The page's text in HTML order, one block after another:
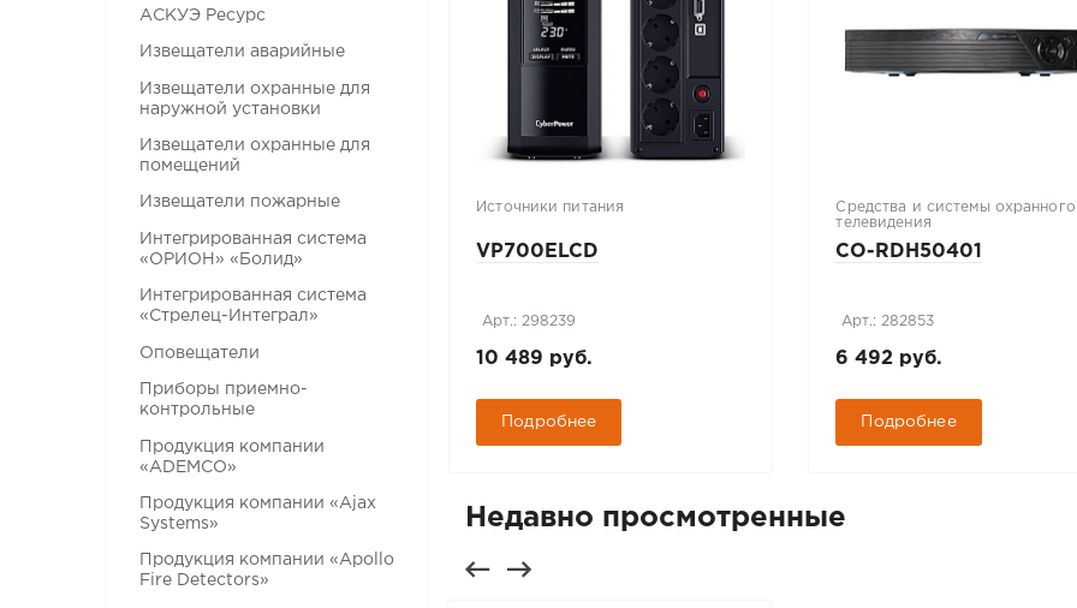
АСКУЭ Ресурс
Извещатели аварийные
Извещатели охранные для
наружной установки
Извещатели охранные для
помещений
Извещатели пожарные
Интегрированная система
«ОРИОН» «Болид»
Интегрированная система
«Стрелец-Интеграл»
Оповещатели
Приборы приемно-
контрольные
Продукция компании
«ADEMCO»
Продукция компании «Ajax
Systems»
Продукция компании «Apollo
Fire Detectors»
Шкафы, щиты и боксы
TFI-338080-GHMH-R-GY
Арт.: 304419
48 573 руб.
Подробнее
Источники питания
VP700ELCD
Арт.: 298239
10 489 руб.
Подробнее
Средства и системы охранного
телевидения
CO-RDH50401
Арт.: 282853
6 492 руб.
Подробнее
Недавно просмотренные